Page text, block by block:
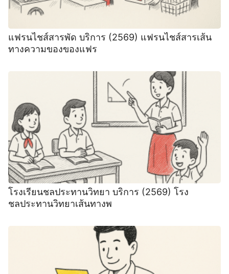
แฟรนไชส์สารพัด บริการ (2569) แฟรนไชส์สารเส้น
ทางความของของแฟร
โรงเรียนชลประทานวิทยา บริการ (2569) โรง
ชลประทานวิทยาเส้นทางพ